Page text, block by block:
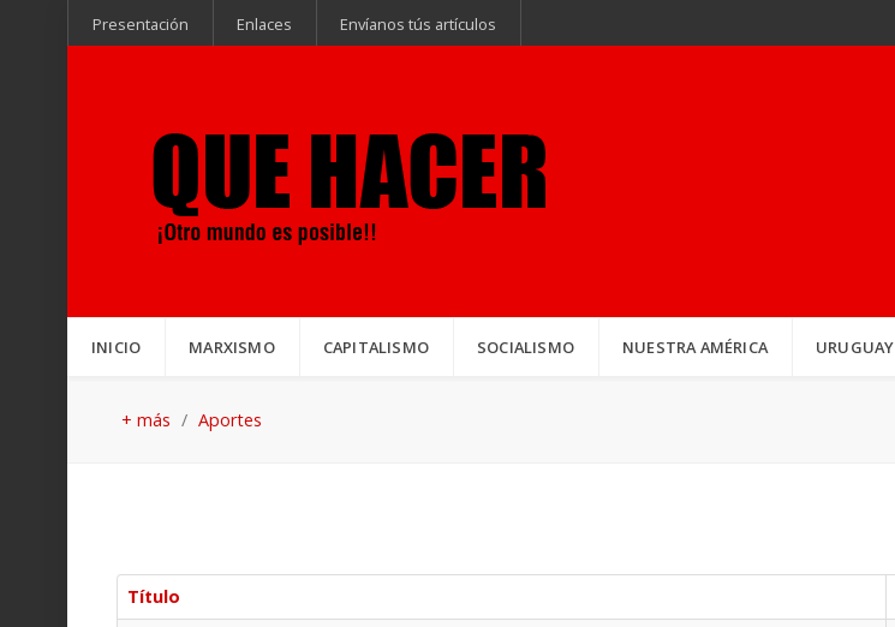
Presentación Enlaces Envíanos tús artículos
INICIO MARXISMO CAPITALISMO SOCIALISMO NUESTRA AMÉRICA URUGUAY
+ más Aportes
Título